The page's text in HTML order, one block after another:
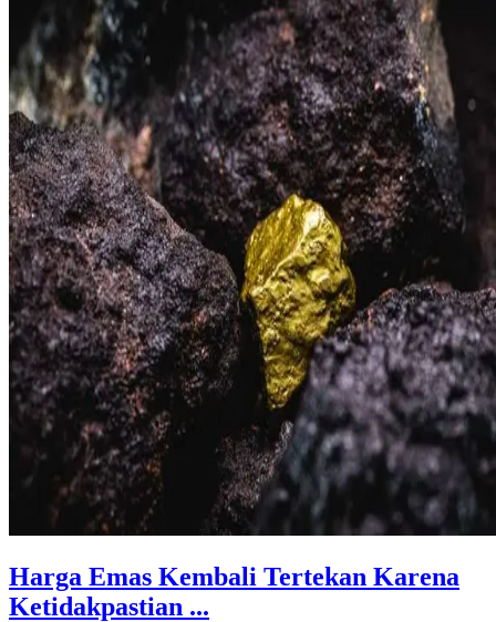
Harga Emas Kembali Tertekan Karena
Ketidakpastian ...